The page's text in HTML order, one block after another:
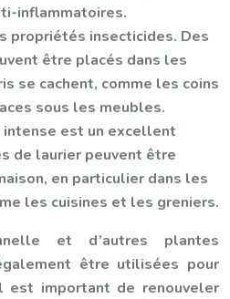
inflammatoires.
propriétés insecticides. Des
être placés dans les
se cachent, comme les coins
sous les meubles.
intense est un excellent
de laurier peuvent être
en particulier dans les
les cuisines et les greniers.
et d’autres plantes
être utilisées pour
est important de renouveler